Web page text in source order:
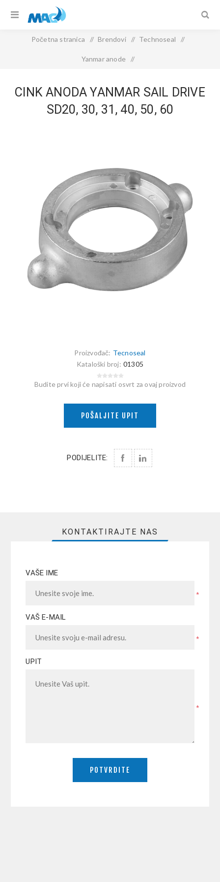
Početna stranica / Brendovi / Technoseal /
Yanmar anode /
CINK ANODA YANMAR SAIL DRIVE
SD20, 30, 31, 40, 50, 60
Proizvođač: Tecnoseal
Kataloški broj: 01305
Budite prvi koji će napisati osvrt za ovaj proizvod
POŠALJITE UPIT
PODIJELITE:
KONTAKTIRAJTE NAS
VAŠE IME
*
VAŠ E-MAIL
*
UPIT
*